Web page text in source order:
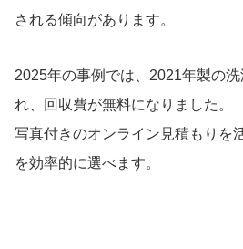
される傾向があります。
2025年の事例では、2021年製の
れ、回収費が無料になりました。
写真付きのオンライン見積もりを
を効率的に選べます。